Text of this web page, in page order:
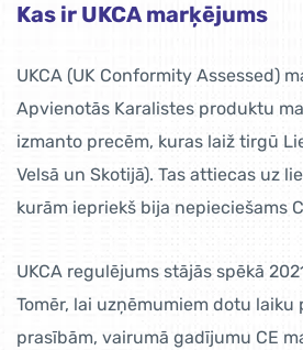
Kas ir UKCA marķējums
UKCA (UK Conformity Assessed)
Apvienotās Karalistes produktu
izmanto precēm, kuras laiž tirgū
Velsā un Skotijā). Tas attiecas uz
kurām iepriekš bija nepieciešams
UKCA regulējums stājās spēkā
Tomēr, lai uzņēmumiem dotu
prasībām, vairumā gadījumu CE